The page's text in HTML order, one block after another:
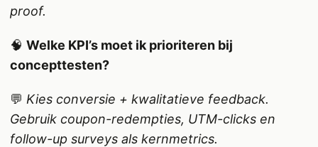
proof.
🧠 Welke KPI’s moet ik prioriteren bij
concepttesten?
💬 Kies conversie + kwalitatieve feedback.
Gebruik coupon-redempties, UTM-clicks en
follow-up surveys als kernmetrics.